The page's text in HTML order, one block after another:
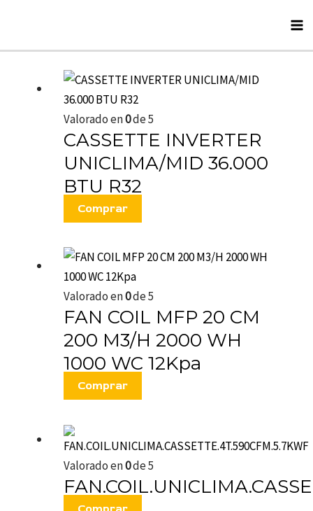
content
Valorado en0de 5
CASSETTE INVERTER
UNICLIMA/MID 36.000
BTU R32
Comprar
Valorado en0de 5
FAN COIL MFP 20 CM
200 M3/H 2000 WH
1000 WC 12Kpa
Comprar
Valorado en0de 5